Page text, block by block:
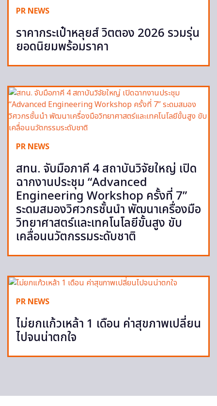
PR NEWS
ราคากระเป๋าหลุยส์ วิตตอง 2026 รวมรุ่น
ยอดนิยมพร้อมราคา
PR NEWS
สทน. จับมือภาคี 4 สถาบันวิจัยใหญ่ เปิด
ฉากงานประชุม “Advanced
Engineering Workshop ครั้งที่ 7”
ระดมสมองวิศวกรชั้นนำ พัฒนาเครื่องมือ
วิทยาศาสตร์และเทคโนโลยีขั้นสูง ขับ
เคลื่อนนวัตกรรมระดับชาติ
PR NEWS
ไม่ยกแก้วเหล้า 1 เดือน ค่าสุขภาพเปลี่ยน
ไปจนน่าตกใจ